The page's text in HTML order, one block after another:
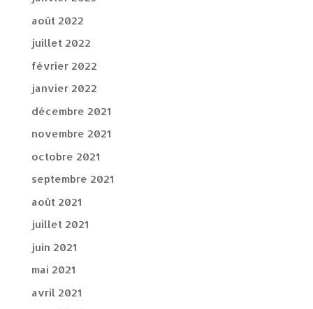
août 2022
juillet 2022
février 2022
janvier 2022
décembre 2021
novembre 2021
octobre 2021
septembre 2021
août 2021
juillet 2021
juin 2021
mai 2021
avril 2021